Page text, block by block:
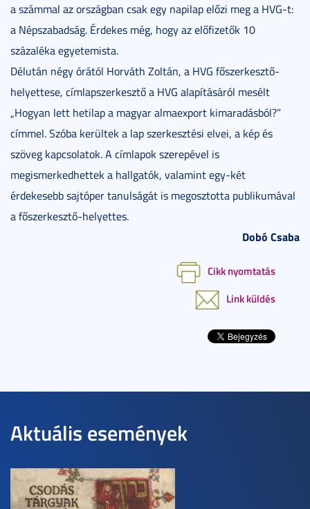
a számmal az országban csak egy napilap előzi meg a HVG-t:
a Népszabadság. Érdekes még, hogy az előfizetők 10
százaléka egyetemista.
Délután négy órától Horváth Zoltán, a HVG főszerkesztő-
helyettese, címlapszerkesztő a HVG alapításáról mesélt
„Hogyan lett hetilap a magyar almaexport kimaradásból?”
címmel. Szóba kerültek a lap szerkesztési elvei, a kép és
szöveg kapcsolatok. A címlapok szerepével is
megismerkedhettek a hallgatók, valamint egy-két
érdekesebb sajtóper tanulságát is megosztotta publikumával
a főszerkesztő-helyettes.
Dobó Csaba
Cikk nyomtatás
Link küldés
Aktuális események